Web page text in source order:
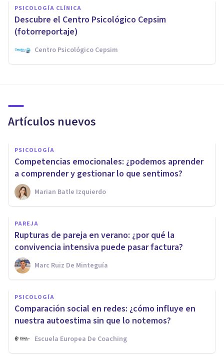
PSICOLOGÍA CLÍNICA
Descubre el Centro Psicológico Cepsim
(fotorreportaje)
Centro Psicológico Cepsim
Artículos nuevos
PSICOLOGÍA
Competencias emocionales: ¿podemos aprender
a comprender y gestionar lo que sentimos?
Marian Batle Izquierdo
PAREJA
Rupturas de pareja en verano: ¿por qué la
convivencia intensiva puede pasar factura?
Marc Ruiz De Minteguía
PSICOLOGÍA
Comparación social en redes: ¿cómo influye en
nuestra autoestima sin que lo notemos?
Escuela Europea De Coaching